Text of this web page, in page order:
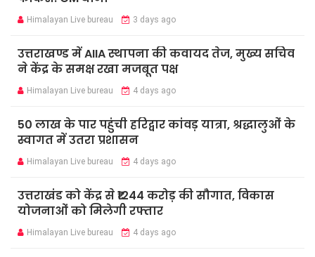
Himalayan Live bureau 3 days ago
उत्तराखण्ड में AIIA स्थापना की कवायद तेज, मुख्य सचिव
ने केंद्र के समक्ष रखा मजबूत पक्ष
Himalayan Live bureau 4 days ago
50 लाख के पार पहुंची हरिद्वार कांवड़ यात्रा, श्रद्धालुओं के
स्वागत में उतरा प्रशासन
Himalayan Live bureau 4 days ago
उत्तराखंड को केंद्र से ₹1244 करोड़ की सौगात, विकास
योजनाओं को मिलेगी रफ्तार
Himalayan Live bureau 4 days ago